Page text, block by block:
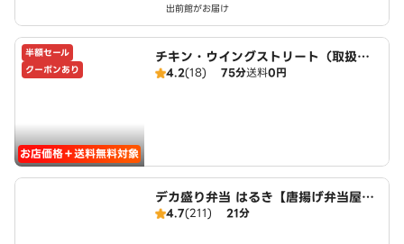
出前館がお届け
半額セール
クーポンあり
お店価格＋送料無料対象
チキン・ウイングストリート（取扱：
ピザハット美しが丘店）
4.2(18) 75分送料0円
デカ盛り弁当 はるき【唐揚げ弁当屋】
清田店
4.7(211) 21分